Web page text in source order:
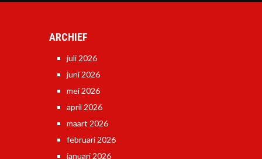
ARCHIEF
juli 2026
juni 2026
mei 2026
april 2026
maart 2026
februari 2026
januari 2026